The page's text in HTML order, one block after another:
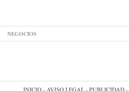
NEGOCIOS
INICIO- AVISO LEGAL-PUBLICIDAD -